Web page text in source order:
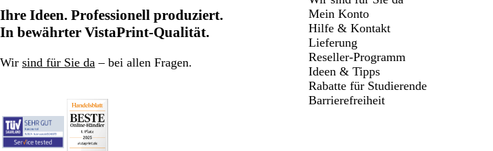
Ihre Ideen. Professionell produziert.
In bewährter VistaPrint-Qualität.
Wir sind für Sie da – bei allen Fragen.
Mein Konto
Hilfe & Kontakt
Lieferung
Reseller-Programm
Ideen & Tipps
Rabatte für Studierende
Barrierefreiheit